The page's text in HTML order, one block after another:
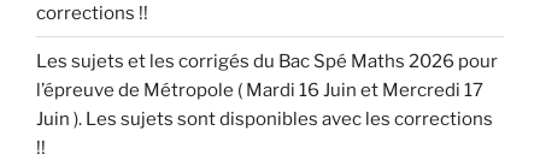
corrections !!
Les sujets et les corrigés du Bac Spé Maths 2026 pour
l’épreuve de Métropole ( Mardi 16 Juin et Mercredi 17
Juin ). Les sujets sont disponibles avec les corrections
!!